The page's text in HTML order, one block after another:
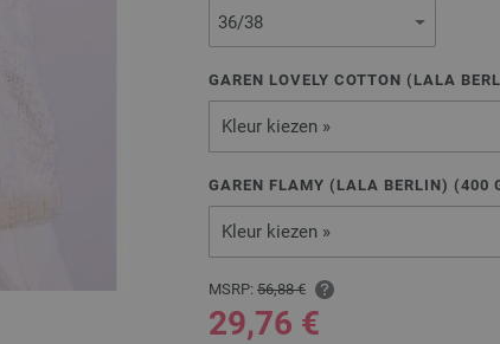
GAREN LOVELY COTTON (LALA
Kleur kiezen »
GAREN FLAMY (LALA BERLIN) (400
Kleur kiezen »
MSRP: 56,88 €
29,76 €